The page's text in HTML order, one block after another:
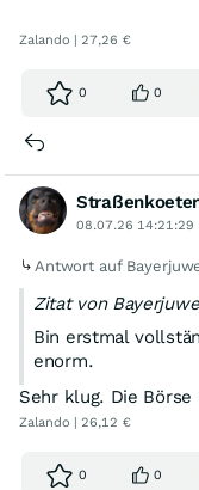
quod errat demon.
Zalando | 27,26 €
0 0
Straßenkoeter
08.07.26 14:21:29
Antwort auf
Zitat von
Bin erstmal
enorm.
Sehr klug. Die
Zalando | 26,12 €
0 0